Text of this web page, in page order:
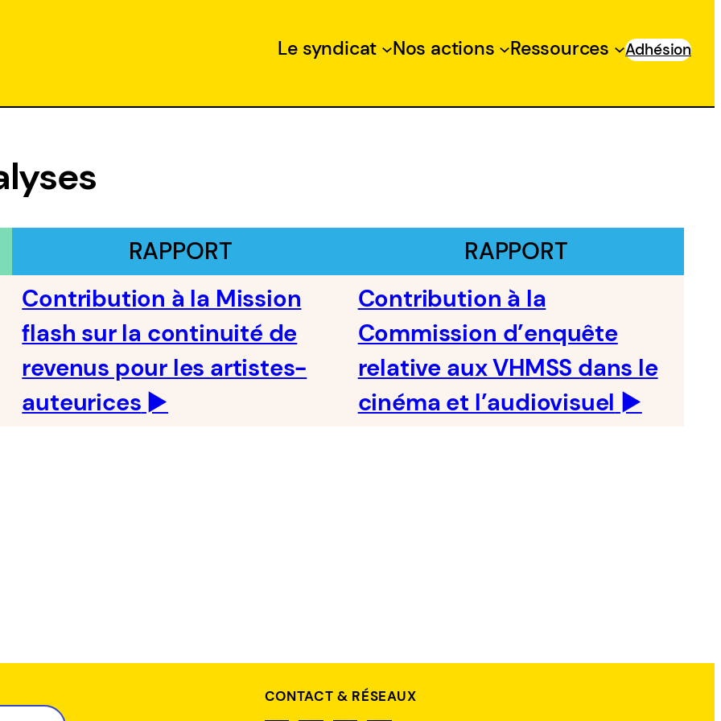
Le syndicat Nos actions Ressources Adhésion
RAPPORT
Contribution à la Mission
flash sur la continuité de
revenus pour les artistes-
auteurices ►
RAPPORT
Contribution à la
Commission d’enquête
relative aux VHMSS dans le
cinéma et l’audiovisuel ►
CONTACT & RÉSEAUX